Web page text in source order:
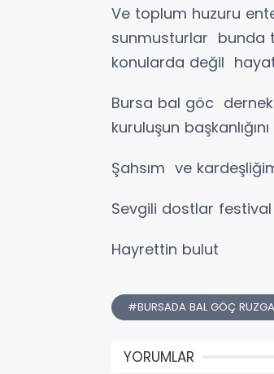
Ve toplum huzuru
sunmusturlar bunda
konularda değil
Bursa bal göc
kuruluşun
Şahsım ve
Sevgili dostlar
Hayrettin bulut
#BURSADA BAL GÖÇ
YORUMLAR